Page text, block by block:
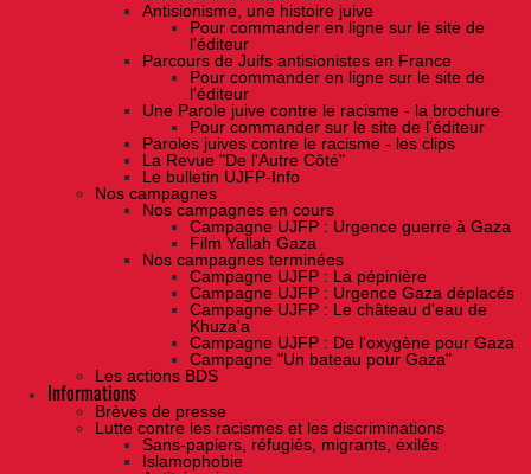
Antisionisme, une histoire juive
Pour commander en ligne sur le site de
l'éditeur
Parcours de Juifs antisionistes en France
Pour commander en ligne sur le site de
l'éditeur
Une Parole juive contre le racisme - la brochure
Pour commander sur le site de l'éditeur
Paroles juives contre le racisme - les clips
La Revue "De l'Autre Côté"
Le bulletin UJFP-Info
Nos campagnes
Nos campagnes en cours
Campagne UJFP : Urgence guerre à Gaza
Film Yallah Gaza
Nos campagnes terminées
Campagne UJFP : La pépinière
Campagne UJFP : Urgence Gaza déplacés
Campagne UJFP : Le château d'eau de
Khuza'a
Campagne UJFP : De l'oxygène pour Gaza
Campagne "Un bateau pour Gaza"
Les actions BDS
Informations
Brèves de presse
Lutte contre les racismes et les discriminations
Sans-papiers, réfugiés, migrants, exilés
Islamophobie